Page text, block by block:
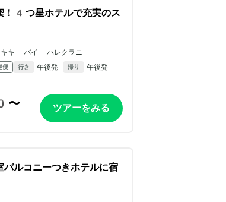
！4つ星ホテルで充実のス
キ バイ ハレクラニ
便 行き 午後発 帰り 午後発
ツアーをみる
バルコニーつきホテルに宿